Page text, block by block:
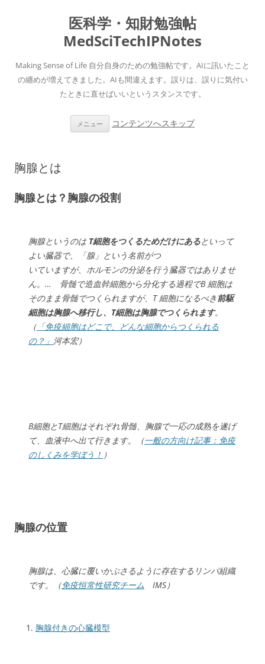
医科学・知財勉強帖
MedSciTechIPNotes
Making Sense of Life 自分自身のための勉強帖です。AIに訊いたこと
の纏めが増えてきました。AIも間違えます。誤りは、誤りに気付い
たときに直せばいいというスタンスです。
メニュー コンテンツへスキップ
胸腺とは
胸腺とは？胸腺の役割
胸腺というのはT細胞をつくるためだけにあるといって
よい臓器で、「腺」という名前がつ
いていますが、ホルモンの分泌を行う臓器ではありませ
ん。… 骨髄で造血幹細胞から分化する過程でB 細胞は
そのまま骨髄でつくられますが、T 細胞になるべき前駆
細胞は胸腺へ移行し、T細胞は胸腺でつくられます。
（ 「免疫細胞はどこで、どんな細胞からつくられる
の？」 河本宏）
B細胞とT細胞はそれぞれ骨髄、胸腺で一応の成熟を遂げ
て、血液中へ出て行きます。（一般の方向け記事：免疫
のしくみを学ぼう！ ）
胸腺の位置
胸腺は、心臓に覆いかぶさるように存在するリンパ組織
です。（免疫恒常性研究チーム IMS）
胸腺付きの心臓模型